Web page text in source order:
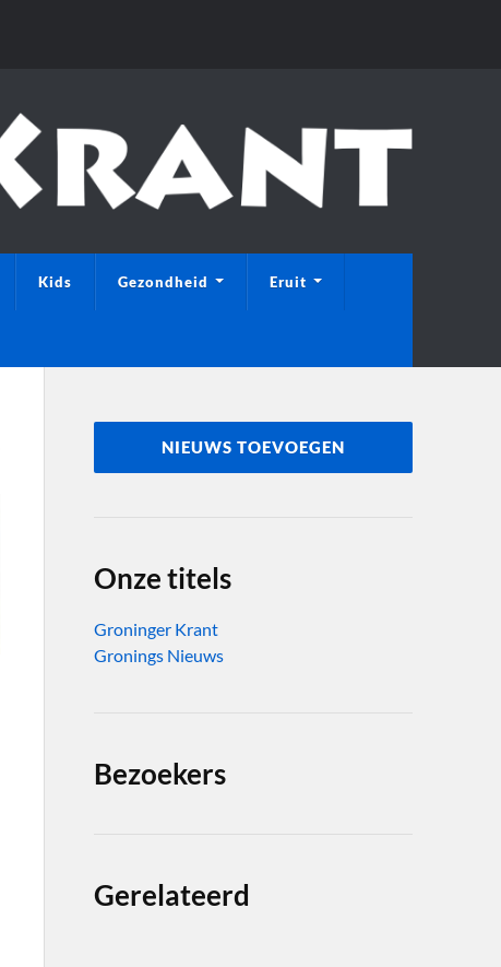
Kids Gezondheid Eruit
NIEUWS TOEVOEGEN
Onze titels
Groninger Krant
Gronings Nieuws
Bezoekers
Gerelateerd